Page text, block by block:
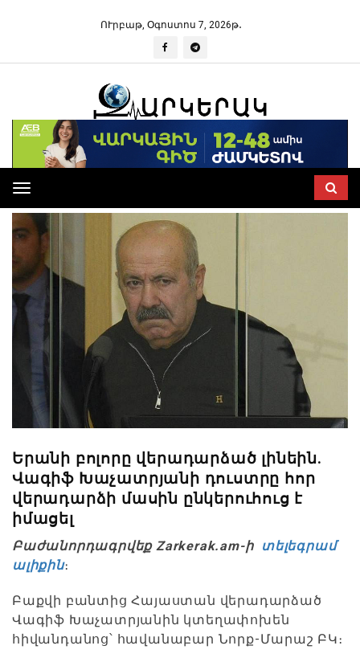
ՈՒրբաթ, Օգոստոս 7, 2026թ․
Toggle
navigation
Երանի բոլորը վերադարձած լինեին.
Վագիֆ Խաչատրյանի դուստրը հոր
վերադարձի մասին ընկերուհուց է
իմացել
Բաժանորդագրվեք Zarkerak.am-ի տելեգրամ
ալիքին։
Բաքվի բանտից Հայաստան վերադարձած
Վագիֆ Խաչատրյանին կտեղափոխեն
հիվանդանոց՝ հավանաբար Նորք-Մարաշ ԲԿ։